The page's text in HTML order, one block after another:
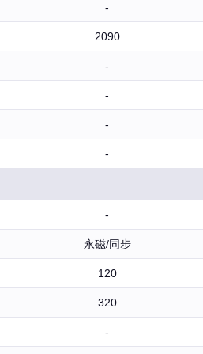
-
2090
-
-
-
-
-
永磁/同步
120
320
-